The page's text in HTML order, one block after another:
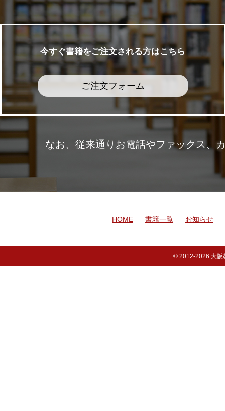
今すぐ書籍をご注文される方はこちら
ご注文フォーム
なお、従来通りお電話やファックス、
HOME 書籍一覧 お知らせ
© 2012-2026 大阪